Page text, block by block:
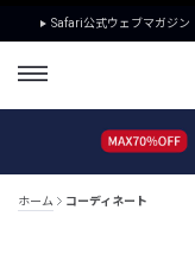
Safari公式ウェブマガジン
ホーム コーディネート